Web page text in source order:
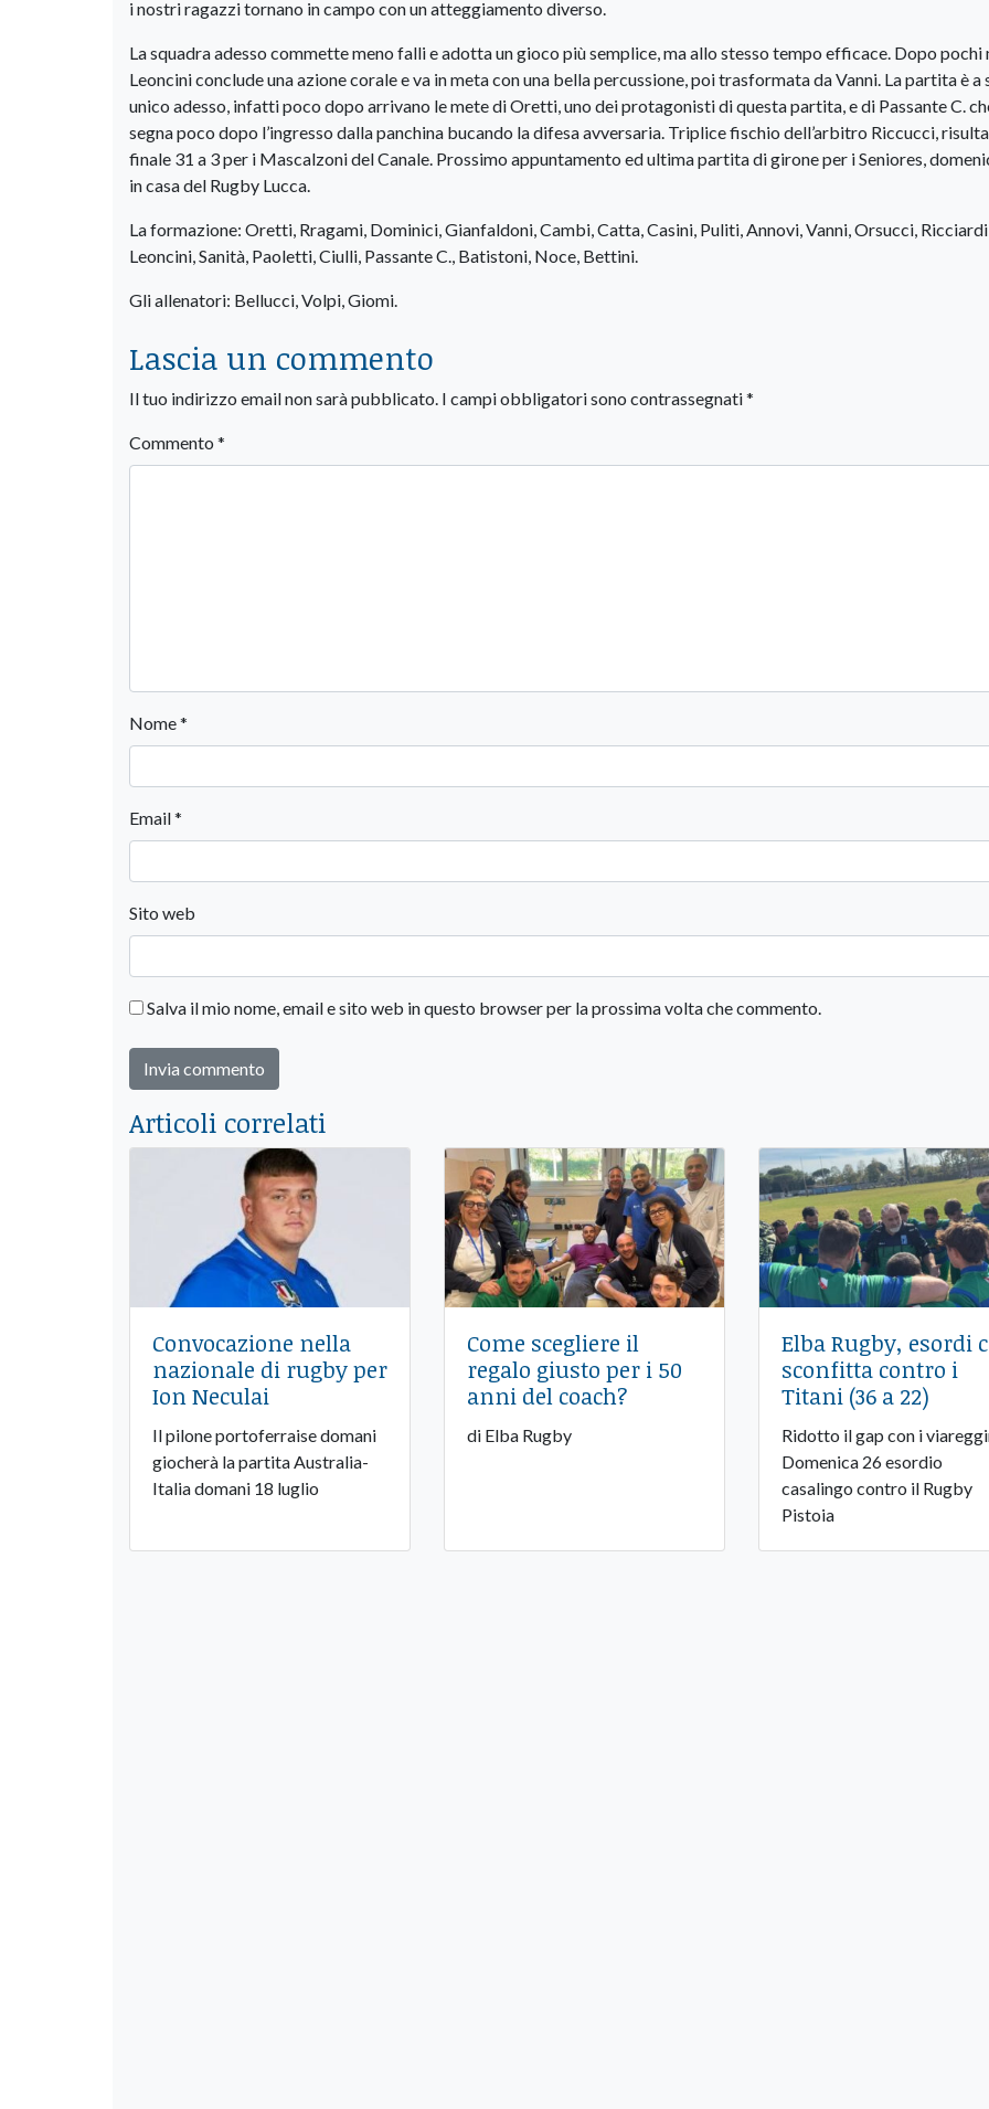
i nostri ragazzi tornano in campo con un atteggiamento diverso.
La squadra adesso commette meno falli e adotta un gioco più semplice, ma allo stesso tempo efficace. Dopo pochi
Leoncini conclude una azione corale e va in meta con una bella percussione, poi trasformata da Vanni. La partita è a
unico adesso, infatti poco dopo arrivano le mete di Oretti, uno dei protagonisti di questa partita, e di Passante C.
segna poco dopo l’ingresso dalla panchina bucando la difesa avversaria. Triplice fischio dell’arbitro Riccucci,
finale 31 a 3 per i Mascalzoni del Canale. Prossimo appuntamento ed ultima partita di girone per i Seniores,
in casa del Rugby Lucca.
La formazione: Oretti, Rragami, Dominici, Gianfaldoni, Cambi, Catta, Casini, Puliti, Annovi, Vanni, Orsucci,
Leoncini, Sanità, Paoletti, Ciulli, Passante C., Batistoni, Noce, Bettini.
Gli allenatori: Bellucci, Volpi, Giomi.
Lascia un commento
Il tuo indirizzo email non sarà pubblicato. I campi obbligatori sono contrassegnati*
Commento *
Nome*
Email*
Sito web
Salva il mio nome, email e sito web in questo browser per la prossima volta che commento.
Articoli correlati
Convocazione nella
nazionale di rugby per
Ion Neculai
Il pilone portoferraise domani
giocherà la partita Australia-
Italia domani 18 luglio
Come scegliere il
regalo giusto per i 50
anni del coach?
di Elba Rugby
Elba Rugby, esordi
sconfitta contro i
Titani (36 a 22)
Ridotto il gap con i
Domenica 26 esordio
casalingo contro il Rugby
Pistoia